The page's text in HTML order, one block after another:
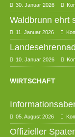
30. Januar 2026
Waldbrunn ehrt
11. Januar 2026
10. Januar 2026
WIRTSCHAFT
05. August 2026
Offizieller